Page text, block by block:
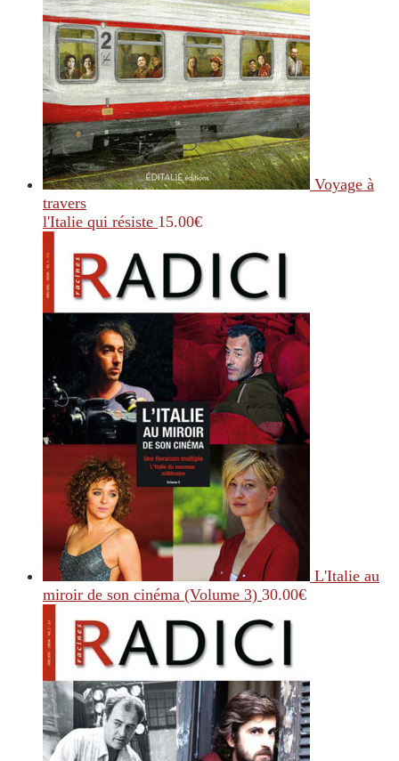
Voyage à
travers
l'Italie qui résiste 15.00€
L'Italie au
miroir de son cinéma (Volume 3) 30.00€